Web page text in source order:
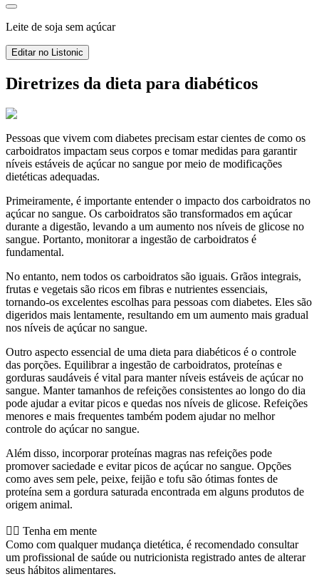
Leite de soja sem açúcar
Editar no Listonic
Diretrizes da dieta para diabéticos
Pessoas que vivem com diabetes precisam estar cientes de como os
carboidratos impactam seus corpos e tomar medidas para garantir
níveis estáveis de açúcar no sangue por meio de modificações
dietéticas adequadas.
Primeiramente, é importante entender o impacto dos carboidratos no
açúcar no sangue. Os carboidratos são transformados em açúcar
durante a digestão, levando a um aumento nos níveis de glicose no
sangue. Portanto, monitorar a ingestão de carboidratos é
fundamental.
No entanto, nem todos os carboidratos são iguais. Grãos integrais,
frutas e vegetais são ricos em fibras e nutrientes essenciais,
tornando-os excelentes escolhas para pessoas com diabetes. Eles são
digeridos mais lentamente, resultando em um aumento mais gradual
nos níveis de açúcar no sangue.
Outro aspecto essencial de uma dieta para diabéticos é o controle
das porções. Equilibrar a ingestão de carboidratos, proteínas e
gorduras saudáveis é vital para manter níveis estáveis de açúcar no
sangue. Manter tamanhos de refeições consistentes ao longo do dia
pode ajudar a evitar picos e quedas nos níveis de glicose. Refeições
menores e mais frequentes também podem ajudar no melhor
controle do açúcar no sangue.
Além disso, incorporar proteínas magras nas refeições pode
promover saciedade e evitar picos de açúcar no sangue. Opções
como aves sem pele, peixe, feijão e tofu são ótimas fontes de
proteína sem a gordura saturada encontrada em alguns produtos de
origem animal.
👨‍⚕️️ Tenha em mente
Como com qualquer mudança dietética, é recomendado consultar
um profissional de saúde ou nutricionista registrado antes de alterar
seus hábitos alimentares.